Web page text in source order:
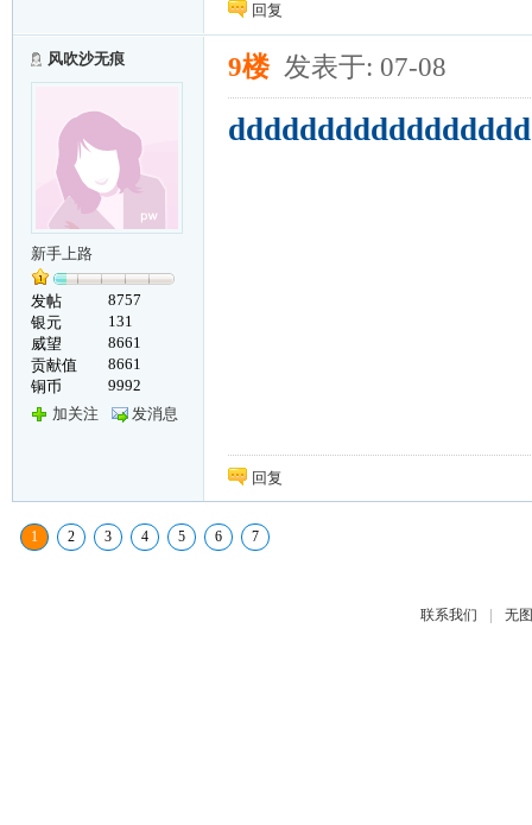
回复
风吹沙无痕
新手上路
发帖
8757
银元
131
威望
8661
贡献值
8661
铜币
9992
加关注
发消息
9楼 发表于: 07-08
回复
1 2 3 4 5 6 7
联系我们 | 无